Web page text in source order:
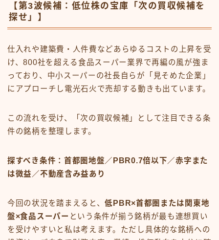
【第3波候補：低位株の宝庫「次の買収候補を
探せ」】
仕入れや建築費・人件費などあらゆるコストの上昇を受
け、800社を超える食品スーパー業界で再編の風が強ま
っており、中小スーパーの社長自らが「見そめた企業」
にアプローチし電光石火で売却する動きも出ています。
この流れを受け、「次の買収候補」として注目できる条
件の銘柄を整理します。
探すべき条件：首都圏地盤／PBR0.7倍以下／赤字また
は微益／不動産含み益あり
今回の状況を踏まえると、低PBR×首都圏または関東地
盤×食品スーパー という条件が揃う銘柄が最も連想買い
を受けやすいと私は考えます。ただし具体的な銘柄への